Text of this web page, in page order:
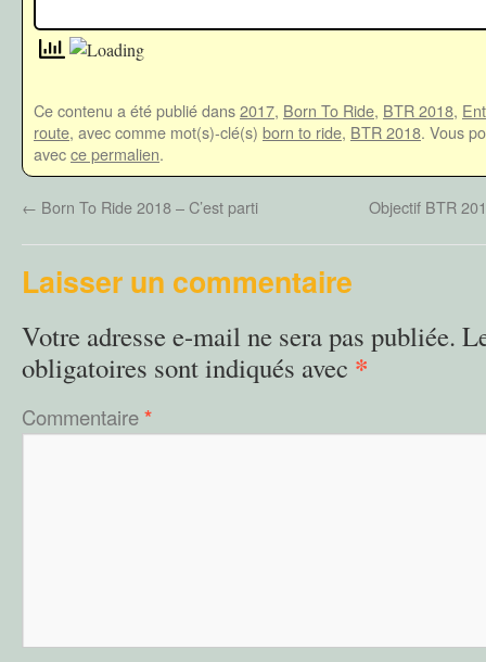
Ce contenu a été publié dans2017, Born To Ride, BTR 2018,
route, avec comme mot(s)-clé(s) born to ride, BTR 2018. Vous
avecce permalien.
← Born To Ride 2018 – C’est parti Objectif BTR
Laisser un commentaire
Votre adresse e-mail ne sera pas publiée.
obligatoires sont indiqués avec *
Commentaire*